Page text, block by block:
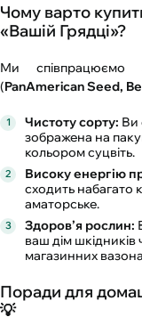
Чому варто
«Вашій Грядці»?
Ми співпрацюємо
(PanAmerican Seed,
Чистоту сорту: Ви
зображена на
кольором суцвіть.
Високу енергію
сходить
аматорське.
Здоров’я рослин:
ваш дім шкідників
магазинних
Поради для
💡